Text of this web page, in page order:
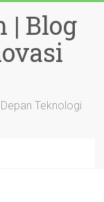
| Blog
Teknologi